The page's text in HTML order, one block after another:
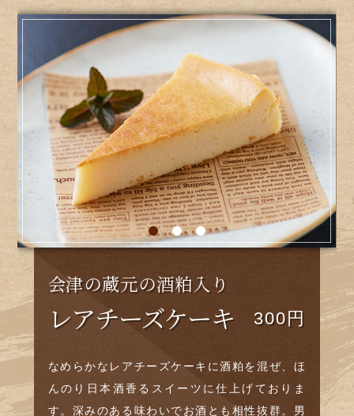
会津の蔵元の酒粕入り
レアチーズケーキ 300円
なめらかなレアチーズケーキに酒粕を混ぜ、ほ
んのり日本酒香るスイーツに仕上げておりま
す。深みのある味わいでお酒とも相性抜群。男
会津の蔵元の酒粕入り
シフォンケーキ 300円
ふんわり軽い食感のシフォンケーキには酒粕を
配合。さらに一緒に添えるホイップクリームに
も酒粕を入れ、より相性を高めております。
アフォガード 650円
ショコラ味のにごり酒をバニラアイスの上にか
ラにごり酒ならではの甘くてほろ苦く、濃厚な
味わいがクリーミーなバニラとよく合います。